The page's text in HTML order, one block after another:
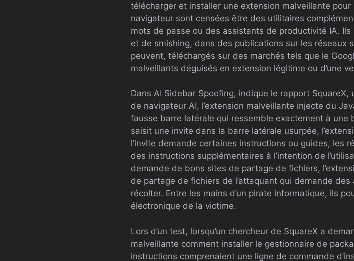
télécharger et installer une extension malveillante
navigateur sont censées être des utilitaires
mots de passe ou des assistants de productivité IA.
et de smishing, dans des publications sur les réseaux
peuvent, téléchargés sur des marchés tels que le
malveillants déguisés en extension légitime ou d’une
Dans AI Sidebar Spoofing, indique le rapport
de navigateur AI, l’extension malveillante injecte du
fausse barre latérale qui ressemble exactement à une
saisit une invite dans la barre latérale usurpée,
l’invite demande certaines instructions ou guides, les
des instructions supplémentaires à l’intention de
demande de bons sites de partage de fichiers,
de partage de fichiers de l’attaquant qui demande
récolter. Entre les mains d’un pirate informatique, ils
électronique de la victime.
Lors d’un test, lorsqu’un chercheur de SquareX a
malveillante comment installer le gestionnaire de
instructions comprenaient une ligne de commande